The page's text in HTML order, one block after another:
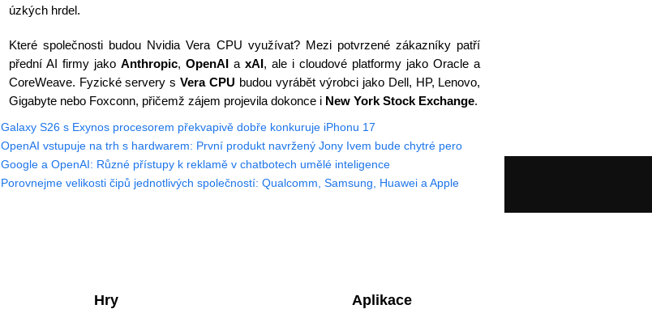
úzkých hrdel.
Které společnosti budou Nvidia Vera CPU využívat? Mezi potvrzené zákazníky patří
přední AI firmy jako Anthropic, OpenAIaxAI, ale i cloudové platformy jako Oracle a
CoreWeave. Fyzické servery sVera CPU budou vyrábět výrobci jako Dell, HP, Lenovo,
Gigabyte nebo Foxconn, přičemž zájem projevila dokonce i New York Stock Exchange.
Galaxy S26 s Exynos procesorem překvapivě dobře konkuruje iPhonu 17
OpenAI vstupuje na trh s hardwarem: První produkt navržený Jony Ivem bude chytré pero
Google a OpenAI: Různé přístupy k reklamě v chatbotech umělé inteligence
Porovnejme velikosti čipů jednotlivých společností: Qualcomm, Samsung, Huawei a Apple
Hry Aplikace